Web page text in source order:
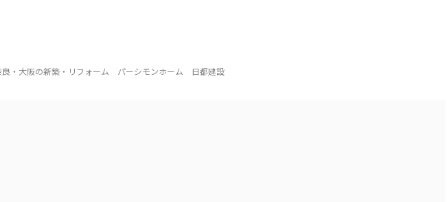
良・大阪の新築・リフォーム パーシモンホーム 日都建設